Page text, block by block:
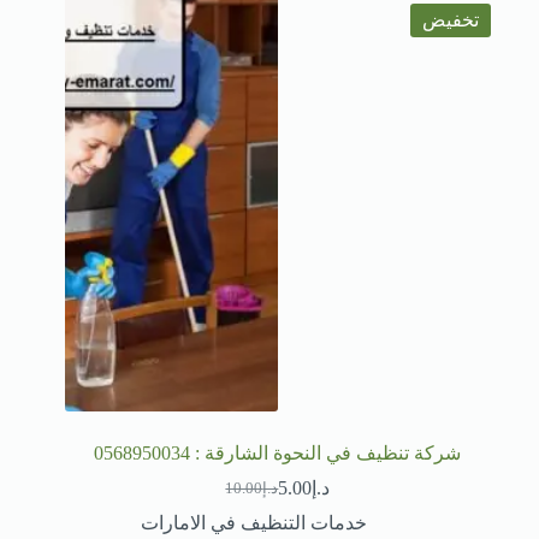
تخفيض
شركة تنظيف في النحوة الشارقة : 0568950034
د.إ10.00
السعر
الأصلي
د.إ 5.00السعر
الحالي
خدمات التنظيف في الامارات